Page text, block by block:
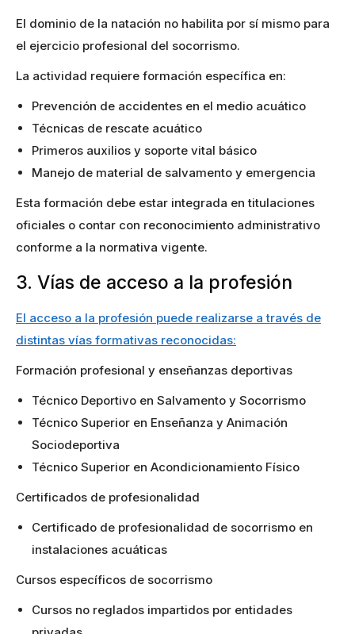
El dominio de la natación no habilita por sí mismo para
el ejercicio profesional del socorrismo.
La actividad requiere formación específica en:
Prevención de accidentes en el medio acuático
Técnicas de rescate acuático
Primeros auxilios y soporte vital básico
Manejo de material de salvamento y emergencia
Esta formación debe estar integrada en titulaciones
oficiales o contar con reconocimiento administrativo
conforme a la normativa vigente.
3. Vías de acceso a la profesión
El acceso a la profesión puede realizarse a través de
distintas vías formativas reconocidas:
Formación profesional y enseñanzas deportivas
Técnico Deportivo en Salvamento y Socorrismo
Técnico Superior en Enseñanza y Animación
Sociodeportiva
Técnico Superior en Acondicionamiento Físico
Certificados de profesionalidad
Certificado de profesionalidad de socorrismo en
instalaciones acuáticas
Cursos específicos de socorrismo
Cursos no reglados impartidos por entidades